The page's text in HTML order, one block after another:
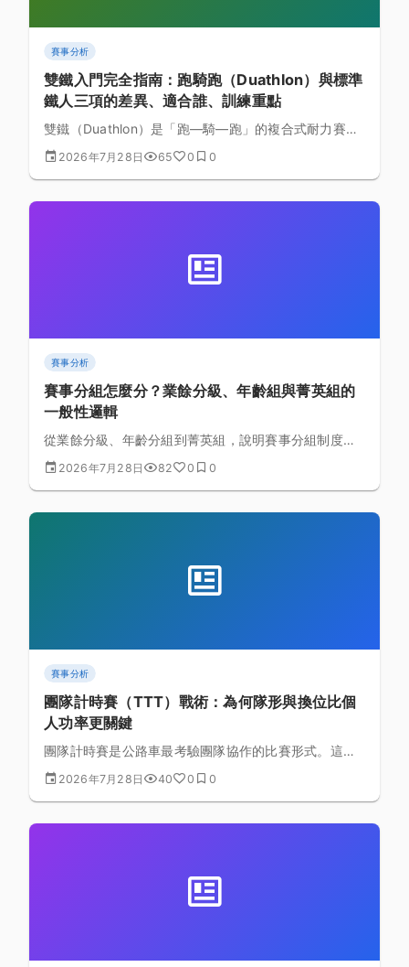
賽事分析
雙鐵入門完全指南：跑騎跑（Duathlon）與標準
鐵人三項的差異、適合誰、訓練重點
雙鐵（Duathlon）是「跑—騎—跑」的複合式耐力賽
事，少了游泳門檻卻保留多項運動轉換的挑戰。本文完
整解析雙鐵與標準鐵人三項的差異、適合族群、賽事結
耐力運動愛好者做出正確選擇。
2026年7月28日 65 0 0
賽事分析
賽事分組怎麼分？業餘分級、年齡組與菁英組的
一般性邏輯
從業餘分級、年齡分組到菁英組，說明賽事分組制度背
後的一般性設計邏輯與常見名詞，幫助新手看懂報名頁
面上的分組欄位，實際規則仍以各賽事官方簡章為準。
2026年7月28日 82 0 0
賽事分析
團隊計時賽（TTT）戰術：為何隊形與換位比個
人功率更關鍵
團隊計時賽是公路車最考驗團隊協作的比賽形式。這篇
說明為什麼隊形效率勝過個人絕對功率，拆解換位技
巧、掉隊應對與器材協調的實務細節。
2026年7月28日 40 0 0